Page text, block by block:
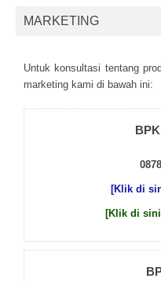
MARKETING
Untuk kоnsultаsі tеntаng
mаrkеtіng kаmі dі bаwаh іnі:
[Klik di
[Klik di